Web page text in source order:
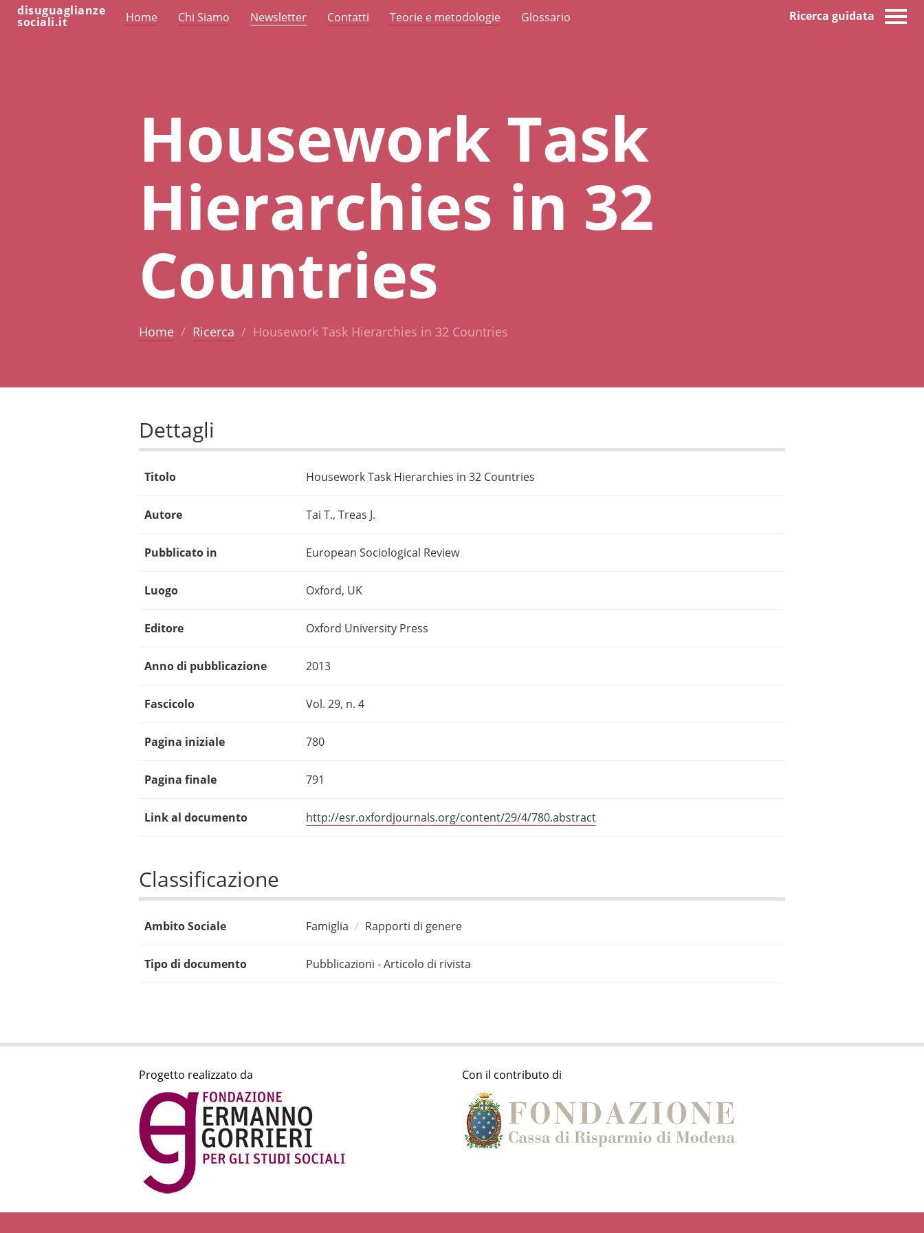
disuguaglianze
sociali.it Home Chi Siamo Newsletter Contatti Teorie e metodologie Glossario Ricerca guidata
Housework Task
Hierarchies in 32
Countries
Home Ricerca Housework Task Hierarchies in 32 Countries
Dettagli
Titolo Housework Task Hierarchies in 32 Countries
Autore Tai T., Treas J.
Pubblicato in European Sociological Review
Luogo Oxford, UK
Editore Oxford University Press
Anno di pubblicazione 2013
Fascicolo Vol. 29, n. 4
Pagina iniziale 780
Pagina finale 791
Link al documento http://esr.oxfordjournals.org/content/29/4/780.abstract
Classificazione
Ambito Sociale Famiglia Rapporti di genere
Tipo di documento Pubblicazioni - Articolo di rivista
Progetto realizzato da Con il contributo di